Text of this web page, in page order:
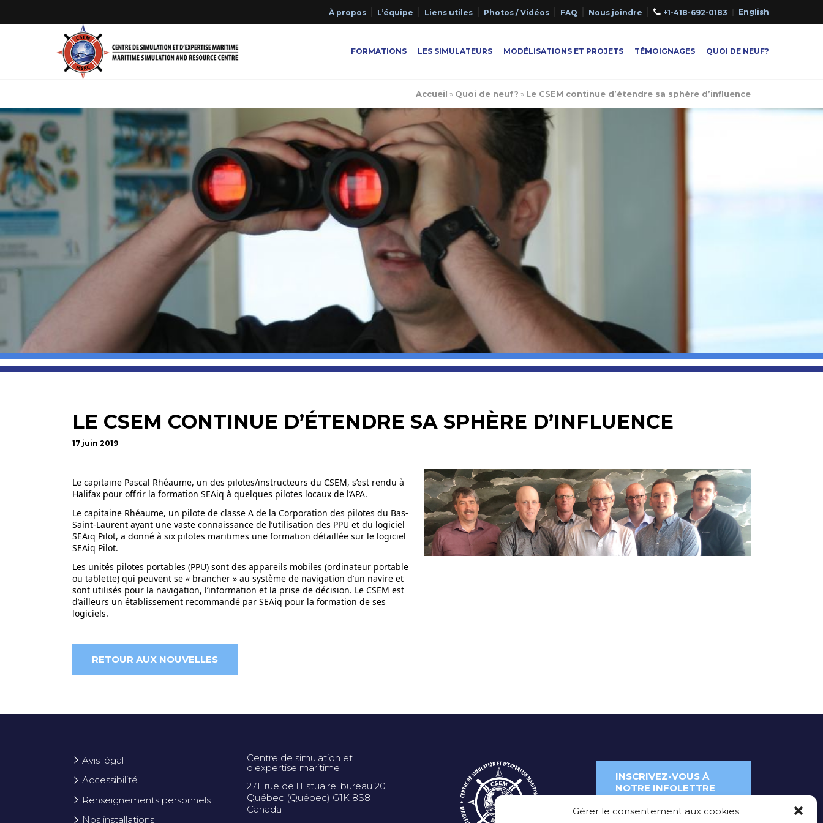
Gérer le consentement aux cookies
À propos L’équipe Liens utiles Photos / Vidéos FAQ Nous joindre +1-418-692-0183 English
FORMATIONS LES SIMULATEURS MODÉLISATIONS ET PROJETS TÉMOIGNAGES QUOI DE NEUF?
Accueil » Quoi de neuf? » Le CSEM continue d’étendre sa sphère d’influence
LE CSEM CONTINUE D’ÉTENDRE SA SPHÈRE D’INFLUENCE
17 juin 2019
Le capitaine Pascal Rhéaume, un des pilotes/instructeurs du CSEM, s’est rendu à
Halifax pour offrir la formation SEAiq à quelques pilotes locaux de l’APA.
Le capitaine Rhéaume, un pilote de classe A de la Corporation des pilotes du Bas-
Saint-Laurent ayant une vaste connaissance de l’utilisation des PPU et du logiciel
SEAiq Pilot, a donné à six pilotes maritimes une formation détaillée sur le logiciel
SEAiq Pilot.
Les unités pilotes portables (PPU) sont des appareils mobiles (ordinateur portable
ou tablette) qui peuvent se « brancher » au système de navigation d’un navire et
sont utilisés pour la navigation, l’information et la prise de décision. Le CSEM est
d’ailleurs un établissement recommandé par SEAiq pour la formation de ses
logiciels.
RETOUR AUX NOUVELLES
Avis légal
Accessibilité
Renseignements personnels
Nos installations
Centre de simulation et
d'expertise maritime
271, rue de l’Estuaire, bureau 201
Québec (Québec) G1K 8S8
Canada
INSCRIVEZ-VOUS À
NOTRE INFOLETTRE